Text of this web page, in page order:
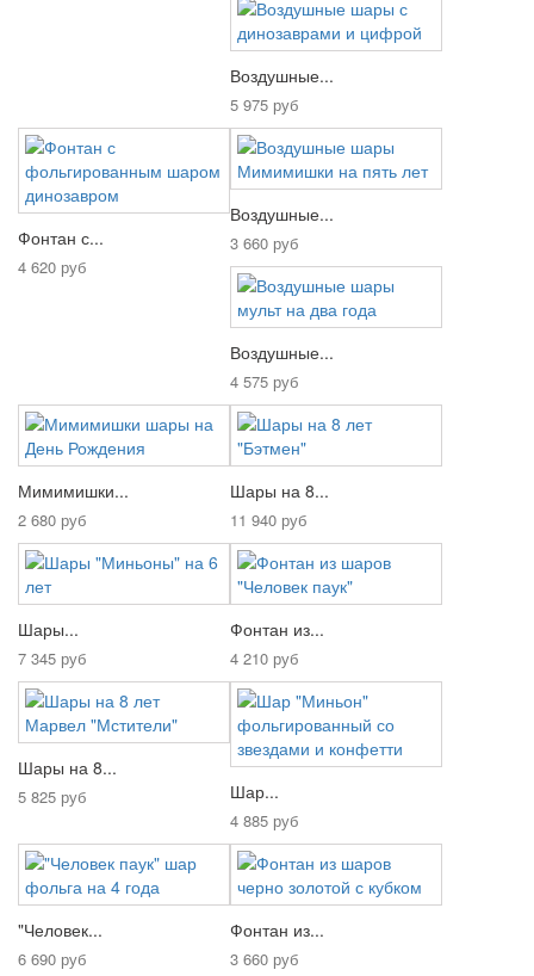
Воздушные...
5 975 руб
Фонтан с...
4 620 руб
Воздушные...
3 660 руб
Воздушные...
4 575 руб
Мимимишки...
2 680 руб
Шары на 8...
11 940 руб
Шары...
7 345 руб
Фонтан из...
4 210 руб
Шары на 8...
5 825 руб Шар...
4 885 руб
"Человек...
6 690 руб
Фонтан из...
3 660 руб